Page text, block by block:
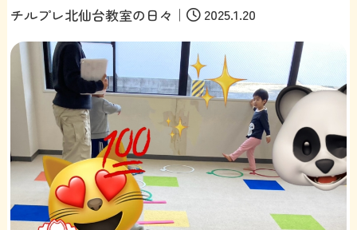
チルプレ北仙台教室の日々 ｜ 2025.1.20